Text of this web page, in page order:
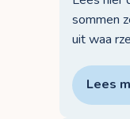
sommen
uit waa
Lees